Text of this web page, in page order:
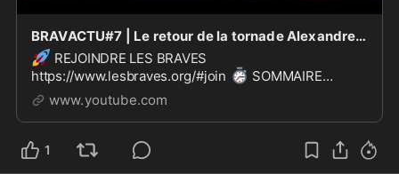
BRAVACTU#7 | Le retour de la tornade Alexandre Cormier-Denis
🚀 REJOINDRE LES BRAVES
https://www.lesbraves.org/#join ⏱️ SOMMAIRE
00:00:00 Introduction 00:01:22 Retour sur l'attaque
d'Alexandre Cormier-Denis par les antifas québecois
00:17:35 La guerre du récit
www.youtube.com
1